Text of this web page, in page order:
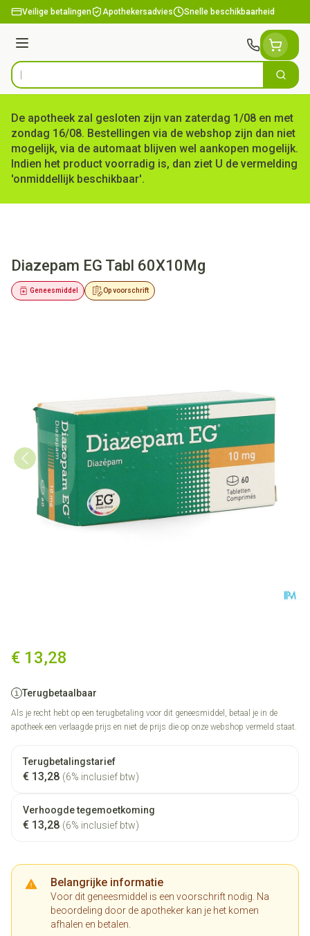
Ga naar de inhoud
Veilige betalingen Apothekersadvies Snelle beschikbaarheid
Menu
Product, merk, categorie... Zoek
De apotheek zal gesloten zijn van zaterdag 1/08 en met
zondag 16/08. Bestellingen via de webshop zijn dan niet
mogelijk, via de automaat blijven wel aankopen mogelijk.
Indien het product voorradig is, dan ziet U de vermelding
'onmiddellijk beschikbaar'.
Diazepam EG Tabl 60X10Mg
Op voorschrift
Geneesmiddel
€ 13,28
Terugbetaalbaar
Als je recht hebt op een terugbetaling voor dit geneesmiddel, betaal je in de
apotheek een verlaagde prijs en niet de prijs die op onze webshop vermeld staat.
Terugbetalingstarief
€ 13,28 (6% inclusief btw)
Verhoogde tegemoetkoming
€ 13,28 (6% inclusief btw)
Belangrijke informatie
Voor dit geneesmiddel is een voorschrift nodig. Na
beoordeling door de apotheker kan je het komen
afhalen en betalen.